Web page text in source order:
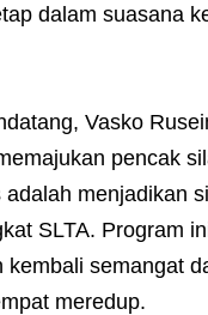
dalam suasana
Vasko
pencak
menjadikan
SLTA. Program
semangat
meredup.